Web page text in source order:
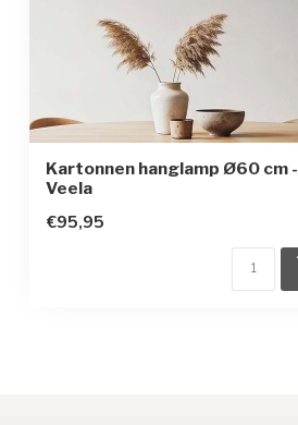
Kartonnen hanglamp Ø60 cm -
Veela
€95,95